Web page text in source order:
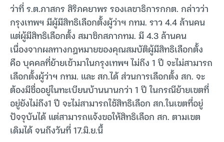
ว่าที่ ร.ต.ภาสกร สิริภคยาพร รองเลขาธิการกกต. กล่าวว่า
กรุงเทพฯ มีผู้มีสิทธิเลือกตั้งผู้ว่าฯ กทม. ราว 4.4 ล้านคน
แต่ผู้มีสิทธิเลือกตั้ง สมาชิกสภากทม. มี 4.3 ล้านคน
เนื่องจากผลทางกฎหมายของคุณสมบัติผู้มีสิทธิเลือกตั้ง
คือ บุคคลที่ย้ายเข้ามาในกรุงเทพฯ ไม่ถึง 1 ปี จะไม่สามารถ
เลือกตั้งผู้ว่าฯ กทม. และ สก.ได้ ส่วนการเลือกตั้ง สก. จะ
ต้องมีชื่ออยู่ในทะเบียนบ้านนานกว่า 1 ปี ในกรณีย้ายเขตที่
อยู่ยังไม่ถึง1 ปี จะไม่สามารถใช้สิทธิเลือก สก.ในเขตที่อยู่
ปัจจุบันได้ แต่สามารถแจ้งขอให้สิทธิเลือก สก. ตามเขต
เดิมได้ จนถึงวันที่ 17.มิ.ย.นี้